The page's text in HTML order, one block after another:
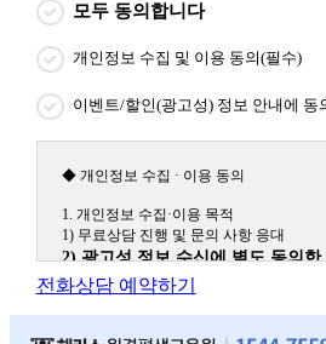
모두 동의합니다
개인정보 수집 및 이용 동의(필수)
이벤트/할인(광고성) 정보 안내에 동
◆ 개인정보 수집 · 이용 동의
1. 개인정보 수집·이용 목적
1) 무료상담 진행 및 문의 사항 응대
2) 광고성 정보 수신에 별도 동의
원격평생교육원을 비롯한 해커스
전화상담 예약하기